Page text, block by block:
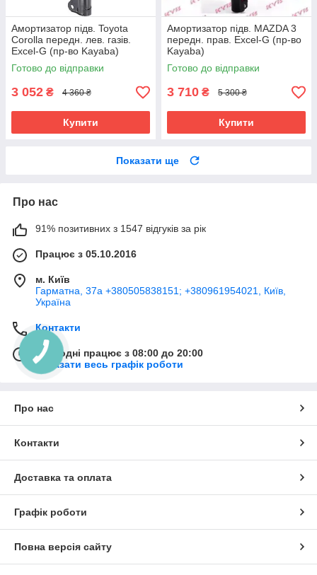
Амортизатор підв. Toyota
Corolla передн. лев. газів.
Excel-G (пр-во Kayaba)
Готово до відправки
3 052 ₴ 4 360 ₴
Купити
Амортизатор підв. MAZDA 3
передн. прав. Excel-G (пр-во
Kayaba)
Готово до відправки
3 710 ₴ 5 300 ₴
Купити
Показати ще
Про нас
91% позитивних з 1547 відгуків за рік
Працює з 05.10.2016
м. Київ
Гарматна, 37а +380505838151; +380961954021, Київ,
Україна
Контакти
Сьогодні працює з 08:00 до 20:00
Показати весь графік роботи
Про нас
Контакти
Доставка та оплата
Графік роботи
Повна версія сайту